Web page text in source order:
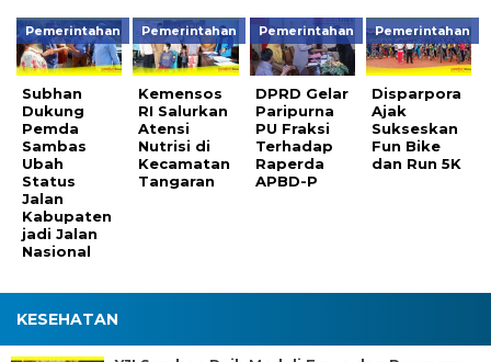
Pemerintahan
Subhan
Dukung
Pemda
Sambas
Ubah
Status
Jalan
Kabupaten
jadi Jalan
Nasional
Pemerintahan
Kemensos
RI Salurkan
Atensi
Nutrisi di
Kecamatan
Tangaran
Pemerintahan
DPRD Gelar
Paripurna
PU Fraksi
Terhadap
Raperda
APBD-P
Pemerintahan
Disparpora
Ajak
Sukseskan
Fun Bike
dan Run 5K
KESEHATAN